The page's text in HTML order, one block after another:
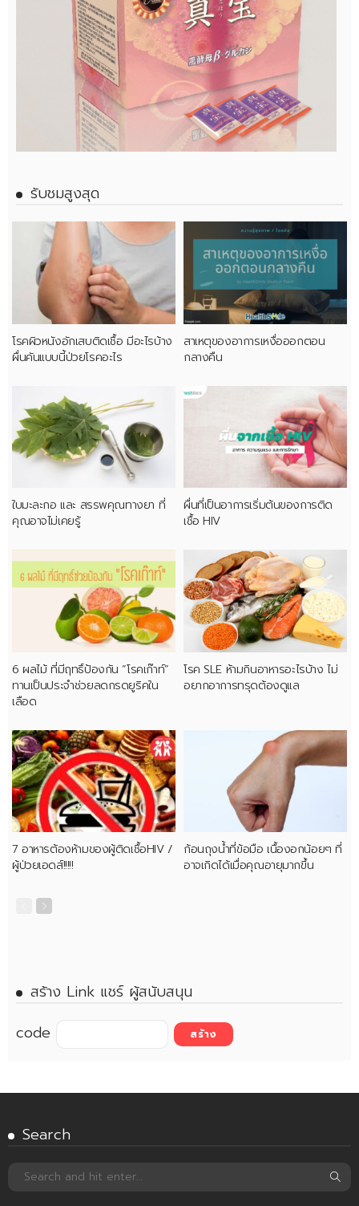
รับชมสูงสุด
โรคผิวหนังอักเสบติดเชื้อ มีอะไรบ้าง
ผื่นคันแบบนี้ป่วยโรคอะไร
สาเหตุของอาการเหงื่อออกตอน
กลางคืน
ใบมะละกอ และ สรรพคุณทางยา ที่
คุณอาจไม่เคยรู้
ผื่นที่เป็นอาการเริ่มต้นของการติด
เชื้อ HIV
6 ผลไม้ ที่มีฤทธิ์ป้องกัน “โรคเก๊าท์”
ทานเป็นประจำช่วยลดกรดยูริคใน
เลือด
โรค SLE ห้ามกินอาหารอะไรบ้าง ไม่
อยากอาการทรุดต้องดูแล
7 อาหารต้องห้ามของผู้ติดเชื้อHIV /
ผู้ป่วยเอดส์!!!!!
ก้อนถุงน้ำที่ข้อมือ เนื้องอกน้อยๆ ที่
อาจเกิดได้เมื่อคุณอายุมากขึ้น
สร้าง Link แชร์ ผู้สนับสนุน
code
Search